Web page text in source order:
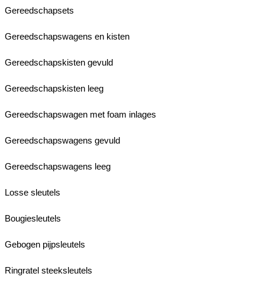
Gereedschapsets
Gereedschapswagens en kisten
Gereedschapskisten gevuld
Gereedschapskisten leeg
Gereedschapswagen met foam inlages
Gereedschapswagens gevuld
Gereedschapswagens leeg
Losse sleutels
Bougiesleutels
Gebogen pijpsleutels
Ringratel steeksleutels